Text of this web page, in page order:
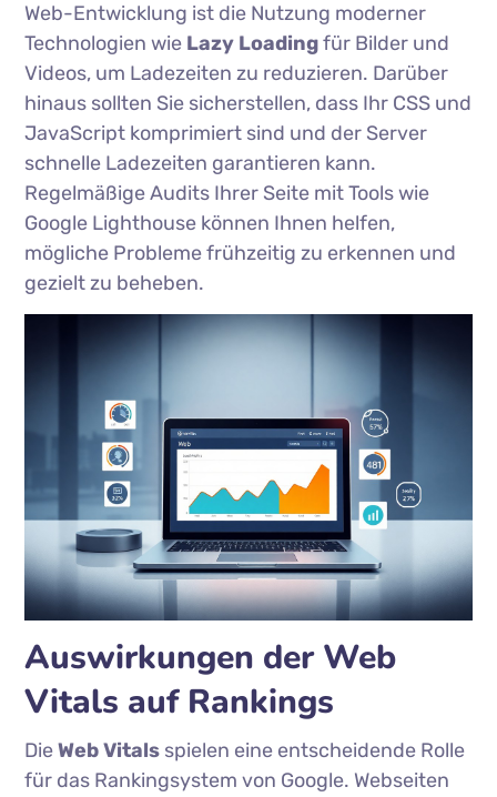
Web-Entwicklung ist die Nutzung moderner
Technologien wie Lazy Loadingfür Bilder und
Videos, um Ladezeiten zu reduzieren. Darüber
hinaus sollten Sie sicherstellen, dass Ihr CSS und
JavaScript komprimiert sind und der Server
schnelle Ladezeiten garantieren kann.
Regelmäßige Audits Ihrer Seite mit Tools wie
Google Lighthouse können Ihnen helfen,
mögliche Probleme frühzeitig zu erkennen und
gezielt zu beheben.
Auswirkungen der Web
Vitals auf Rankings
DieWeb Vitals spielen eine entscheidende Rolle
für das Rankingsystem von Google. Webseiten